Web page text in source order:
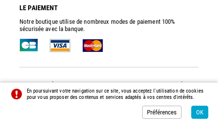
LE PAIEMENT
Notre boutique utilise de nombreux modes de paiement 100%
sécurisée avec la banque.
© 2014 - 2026 - TOUS DROITS RÉSERVÉS -PRÉFÉRENCES-CRÉDITS
En poursuivant votre navigation sur ce site, vous acceptez l'utilisation de cookies
pour vous proposer des contenus et services adaptés à vos centres d'intérêts.
Préférences OK